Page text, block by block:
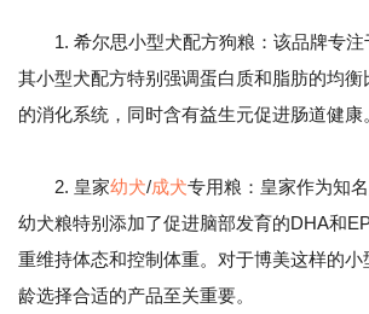
1. 希尔思小型犬配方狗粮：该品牌专注
其小型犬配方特别强调蛋白质和脂肪的均衡
的消化系统，同时含有益生元促进肠道健康
2. 皇家幼犬/成犬专用粮：皇家作为知
幼犬粮特别添加了促进脑部发育的DHA和
重维持体态和控制体重。对于博美这样的
龄选择合适的产品至关重要。